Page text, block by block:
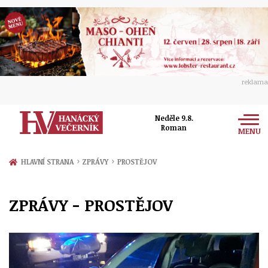
reklama
Neděle 9.8.
Roman
MENU
Zprávy
Přerov
Politika
Ekonomika
Kultura
Hudba
Společnost
Ženy
Sport
HLAVNÍ STRANA › ZPRÁVY › PROSTĚJOV
ZPRÁVY - PROSTĚJOV